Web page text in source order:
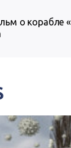
о корабле